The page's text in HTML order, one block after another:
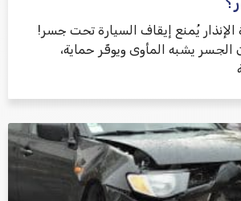
يُمنع إيقاف السيارة تحت جسر!
الجسر يشبه المأوى ويوفّر حماية،